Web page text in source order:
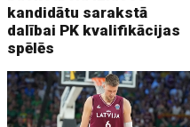
kandidātu sarakstā
dalībai PK kvalifikācijas
spēlēs